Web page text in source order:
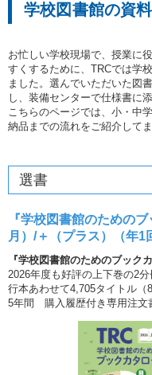
学校図書館の資料
お忙しい学校現場で、授業に
すくするために、TRCでは学
ました。選んでいただいた図
し、装備センターで仕様書に
こちらのページでは、小・中
納品までの流れをご紹介してま
選書
『学校図書館のための
月）/＋（プラス）（年1
『学校図書館のためのブック
2026年度も好評の上下巻の2
行本あわせて4,705タイトル
5年間 購入履歴付き専用注文